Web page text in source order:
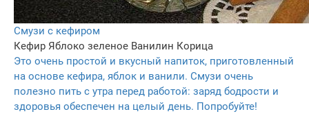
Смузи с кефиром
Кефир Яблоко зеленое Ванилин Корица
Это очень простой и вкусный напиток, приготовленный
на основе кефира, яблок и ванили. Смузи очень
полезно пить с утра перед работой: заряд бодрости и
здоровья обеспечен на целый день. Попробуйте!